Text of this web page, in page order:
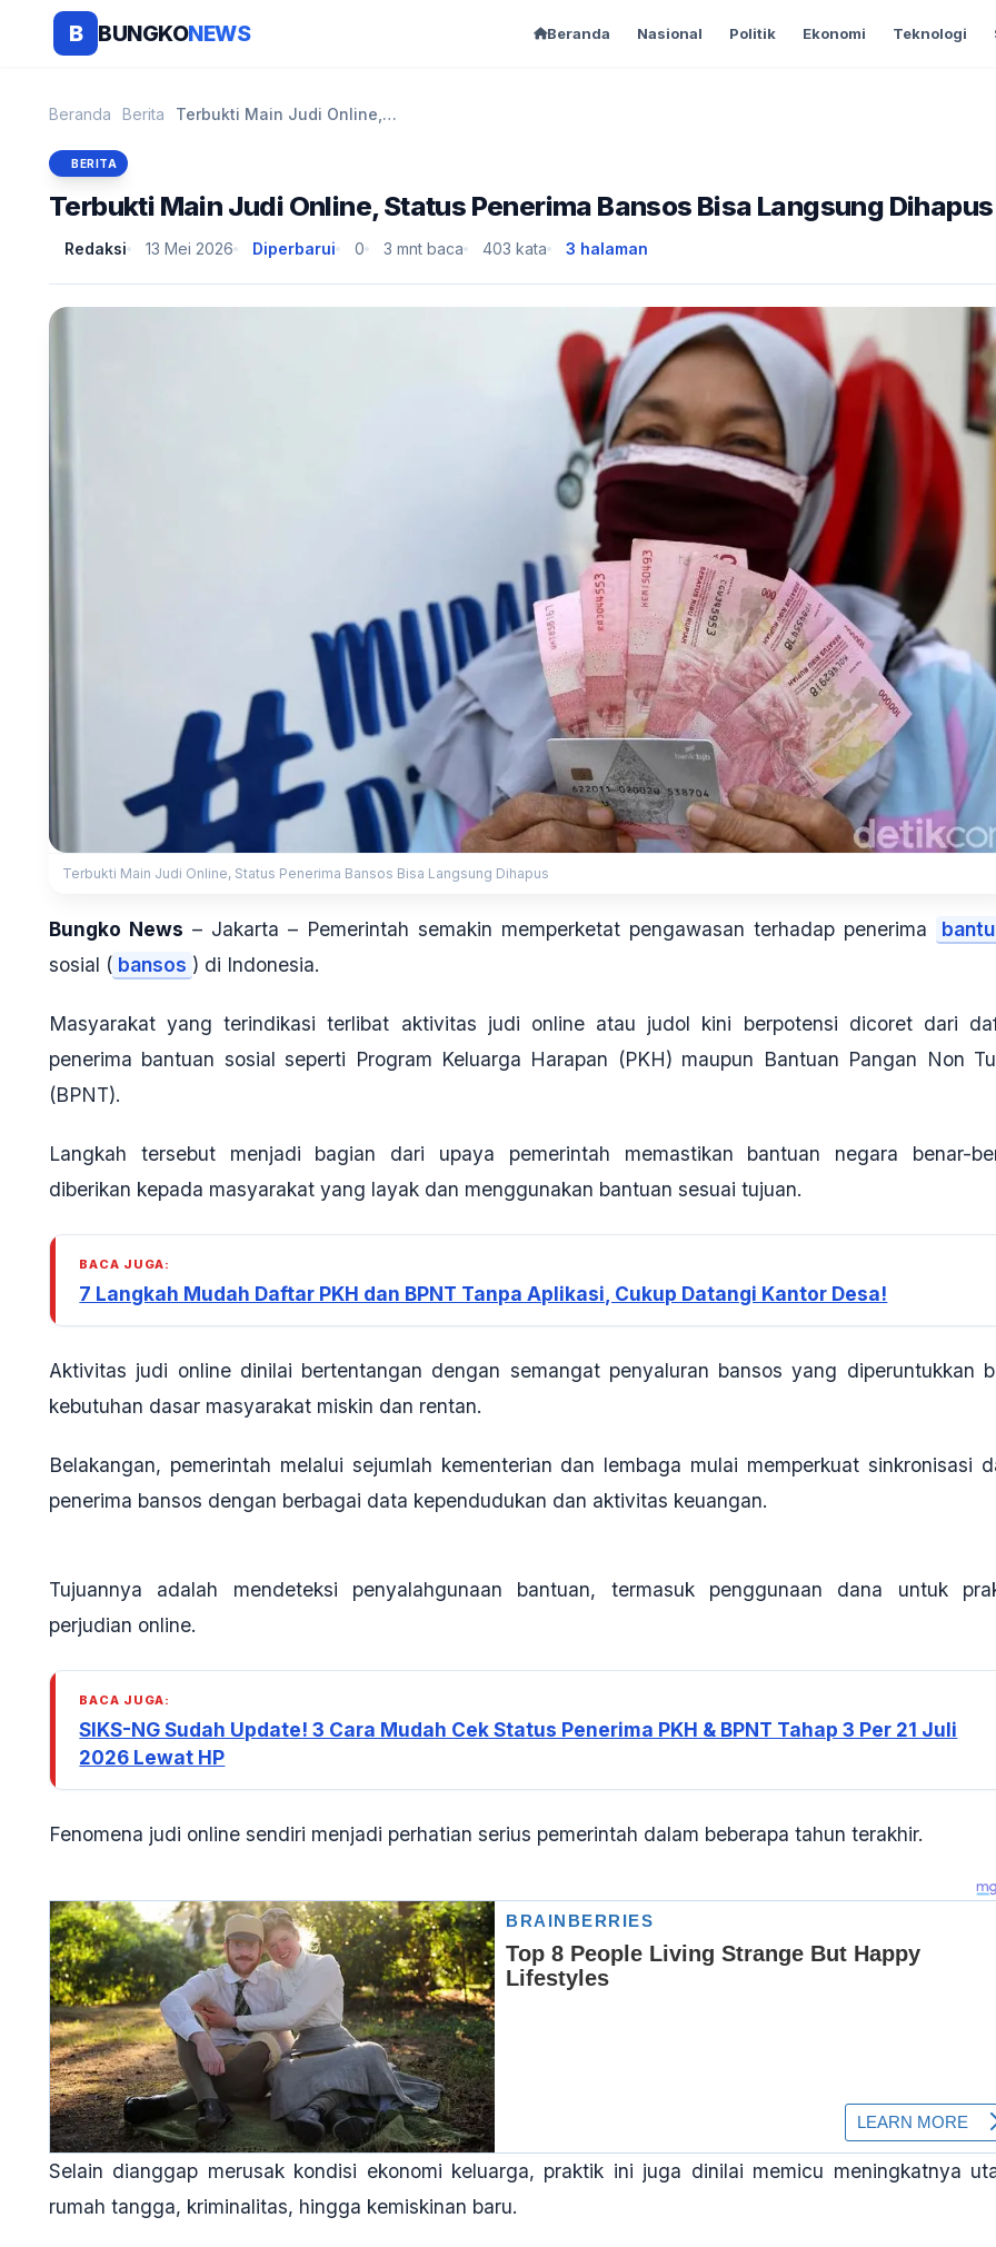
B BUNGKONEWS Beranda Nasional Politik Ekonomi Teknologi
Beranda Berita Terbukti Main Judi Online, Status Penerima Bansos ...
BERITA
Terbukti Main Judi Online, Status Penerima Bansos Bisa Langsung Dihapus
Redaksi 13 Mei 2026 Diperbarui 0 3 mnt baca 403 kata 3 halaman
Terbukti Main Judi Online, Status Penerima Bansos Bisa Langsung Dihapus
Bungko News – Jakarta – Pemerintah semakin memperketat pengawasan terhadap penerima
sosial ( bansos ) di Indonesia.
Masyarakat yang terindikasi terlibat aktivitas judi online atau judol kini berpotensi dicoret dari
penerima bantuan sosial seperti Program Keluarga Harapan (PKH) maupun Bantuan Pangan Non
(BPNT).
Langkah tersebut menjadi bagian dari upaya pemerintah memastikan bantuan negara benar-
diberikan kepada masyarakat yang layak dan menggunakan bantuan sesuai tujuan.
BACA JUGA:
7 Langkah Mudah Daftar PKH dan BPNT Tanpa Aplikasi, Cukup Datangi Kantor Desa!
Aktivitas judi online dinilai bertentangan dengan semangat penyaluran bansos yang diperuntukkan
kebutuhan dasar masyarakat miskin dan rentan.
Belakangan, pemerintah melalui sejumlah kementerian dan lembaga mulai memperkuat sinkronisasi
penerima bansos dengan berbagai data kependudukan dan aktivitas keuangan.
Tujuannya adalah mendeteksi penyalahgunaan bantuan, termasuk penggunaan dana untuk
perjudian online.
BACA JUGA:
SIKS-NG Sudah Update! 3 Cara Mudah Cek Status Penerima PKH & BPNT Tahap 3 Per 21 Juli
2026 Lewat HP
Fenomena judi online sendiri menjadi perhatian serius pemerintah dalam beberapa tahun terakhir.
Selain dianggap merusak kondisi ekonomi keluarga, praktik ini juga dinilai memicu meningkatnya
rumah tangga, kriminalitas, hingga kemiskinan baru.